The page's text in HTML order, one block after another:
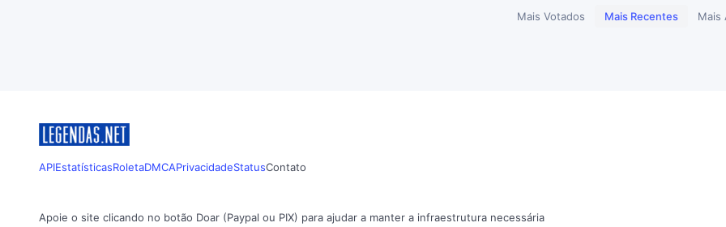
Mais Votados Mais Recentes Mais
APIEstatísticasRoletaDMCAPrivacidadeStatusContato
Apoie o site clicando no botão Doar (Paypal ou PIX) para ajudar a manter a infraestrutura necessária